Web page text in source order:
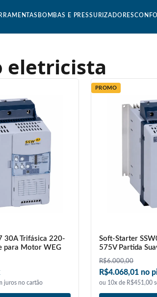
BOMBAS E PRESSURIZADORES
eletricista
30A Trifásica 220-
para Motor WEG
juros no cartão
PROMO
Soft-Starter
575V Partida
R$6.000,00
R$4.068,01 no
ou 10x de R$451,00